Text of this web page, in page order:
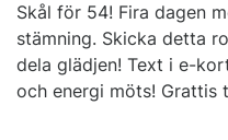
Skål för 54! Fira dagen
stämning. Skicka detta
dela glädjen! Text i e-
och energi möts! Grattis